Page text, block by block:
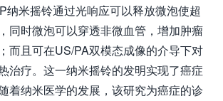
纳米摇铃通过光响应可以释放微泡使超
同时微泡可以穿透非微血管，增加肿瘤
而且可在US/PA双模态成像的介导下对
治疗。这一纳米摇铃的发明实现了癌症
着纳米医学的发展，该研究为癌症的诊